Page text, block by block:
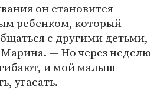
он становится
ребенком, который
с другими детьми,
Марина. — Но через неделю
и мой малыш
угасать.